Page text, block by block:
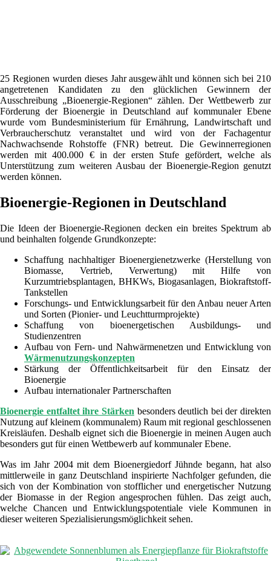
25 Regionen wurden dieses Jahr ausgewählt und können sich bei 210
angetretenen Kandidaten zu den glücklichen Gewinnern der
Ausschreibung „Bioenergie-Regionen“ zählen. Der Wettbewerb zur
Förderung der Bioenergie in Deutschland auf kommunaler Ebene
wurde vom Bundesministerium für Ernährung, Landwirtschaft und
Verbraucherschutz veranstaltet und wird von der Fachagentur
Nachwachsende Rohstoffe (FNR) betreut. Die Gewinnerregionen
werden mit 400.000 € in der ersten Stufe gefördert, welche als
Unterstützung zum weiteren Ausbau der Bioenergie-Region genutzt
werden können.
Bioenergie-Regionen in Deutschland
Die Ideen der Bioenergie-Regionen decken ein breites Spektrum ab
und beinhalten folgende Grundkonzepte:
Schaffung nachhaltiger Bioenergienetzwerke (Herstellung von
Biomasse, Vertrieb, Verwertung) mit Hilfe von
Kurzumtriebsplantagen, BHKWs, Biogasanlagen, Biokraftstoff-
Tankstellen
Forschungs- und Entwicklungsarbeit für den Anbau neuer Arten
und Sorten (Pionier- und Leuchtturmprojekte)
Schaffung von bioenergetischen Ausbildungs- und
Studienzentren
Aufbau von Fern- und Nahwärmenetzen und Entwicklung von
Wärmenutzungskonzepten
Stärkung der Öffentlichkeitsarbeit für den Einsatz der
Bioenergie
Aufbau internationaler Partnerschaften
Bioenergie entfaltet ihre Stärken besonders deutlich bei der direkten
Nutzung auf kleinem (kommunalem) Raum mit regional geschlossenen
Kreisläufen. Deshalb eignet sich die Bioenergie in meinen Augen auch
besonders gut für einen Wettbewerb auf kommunaler Ebene.
Was im Jahr 2004 mit dem Bioenergiedorf Jühnde begann, hat also
mittlerweile in ganz Deutschland inspirierte Nachfolger gefunden, die
sich von der Kombination von stofflicher und energetischer Nutzung
der Biomasse in der Region angesprochen fühlen. Das zeigt auch,
welche Chancen und Entwicklungspotentiale viele Kommunen in
dieser weiteren Spezialisierungsmöglichkeit sehen.